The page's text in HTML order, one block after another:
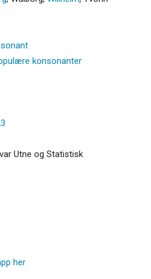
konsonanter
Utne og Statistisk
her